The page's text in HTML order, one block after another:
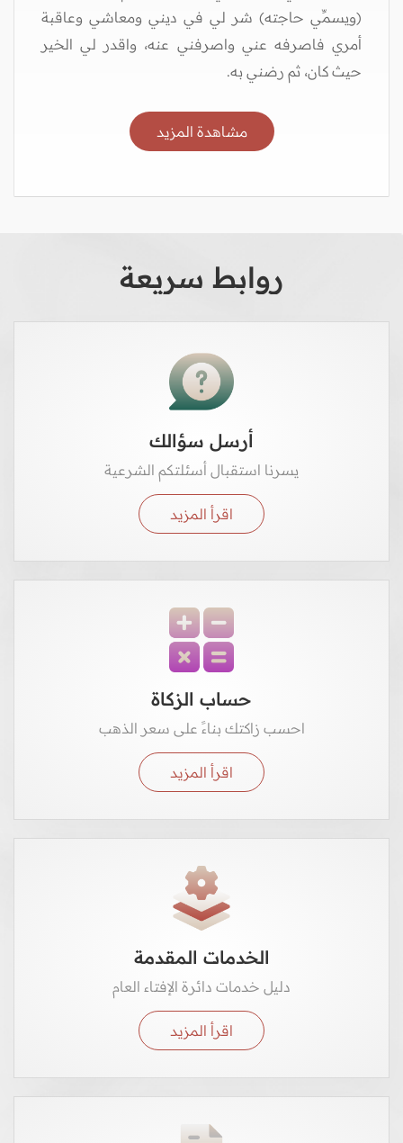
(ويسمِّي حاجته) شر لي في ديني ومعاشي وعاقبة
أمري فاصرفه عني واصرفني عنه، واقدر لي الخير
حيث كان، ثم رضني به.
مشاهدة المزيد
روابط سريعة
أرسل سؤالك
يسرنا استقبال أسئلتكم الشرعية
اقرأ المزيد
حساب الزكاة
احسب زاكتك بناءً على سعر الذهب
اقرأ المزيد
الخدمات المقدمة
دليل خدمات دائرة الإفتاء العام
اقرأ المزيد